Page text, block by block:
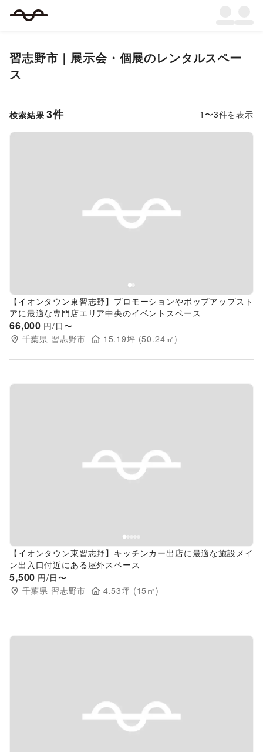
習志野市 ｜ 展示会・個展のレンタルスペー
ス
検索結果 3件 1 〜3件を表示
Previous slide
【イオンタウン東習志野】プロモーションやポップアップスト
アに最適な専門店エリア中央のイベントスペース
66,000 円/日〜
千葉県 習志野市 15.19坪 (50.24㎡)
Previous slide
【イオンタウン東習志野】キッチンカー出店に最適な施設メイ
ン出入口付近にある屋外スペース
5,500 円/日〜
千葉県 習志野市 4.53坪 (15 ㎡)
Previous slide